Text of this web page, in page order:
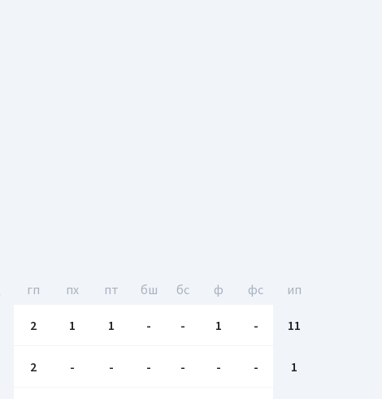
гп пх пт бш бc ф фс ип
2 1 1 - - 1 - 11
2 - - - - - - 1